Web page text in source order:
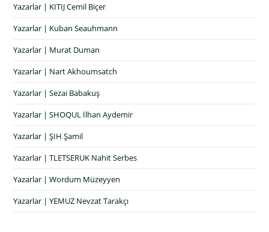
Yazarlar | KITIJ Cemil Biçer
Yazarlar | Kuban Seauhmann
Yazarlar | Murat Duman
Yazarlar | Nart Akhoumsatch
Yazarlar | Sezai Babakuş
Yazarlar | SHOQUL İlhan Aydemir
Yazarlar | ŞIH Şamil
Yazarlar | TLETSERUK Nahit Serbes
Yazarlar | Wordum Müzeyyen
Yazarlar | YEMUZ Nevzat Tarakçı